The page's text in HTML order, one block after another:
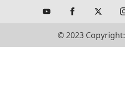
© 2023 Copyright: